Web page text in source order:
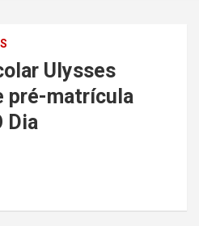
etc
Ulysses
pré-matrícula
Dia